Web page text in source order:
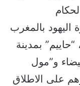
بالمغرب
بمدينة
و”مول
على الاطلاق